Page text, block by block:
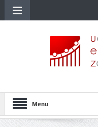
Menu